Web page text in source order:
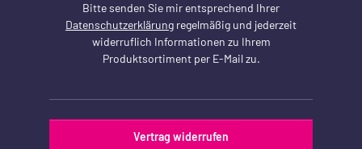
Bitte senden Sie mir entsprechend Ihrer
Datenschutzerklärung regelmäßig und jederzeit
widerruflich Informationen zu Ihrem
Produktsortiment per E-Mail zu.
Vertrag widerrufen